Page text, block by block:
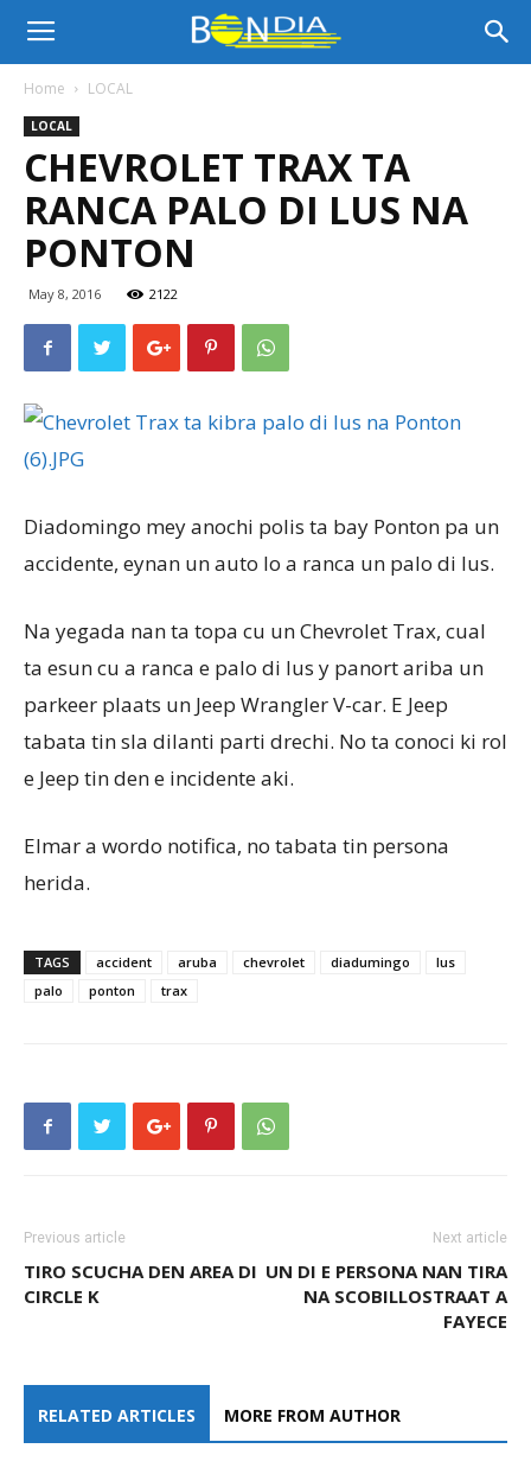
Bon
Dia
Aruba
Noticia
Home LOCAL
LOCAL
CHEVROLET TRAX TA
RANCA PALO DI LUS NA
PONTON
May 8, 2016 2122
Diadomingo mey anochi polis ta bay Ponton pa un
accidente, eynan un auto lo a ranca un palo di lus.
Na yegada nan ta topa cu un Chevrolet Trax, cual
ta esun cu a ranca e palo di lus y panort ariba un
parkeer plaats un Jeep Wrangler V-car. E Jeep
tabata tin sla dilanti parti drechi. No ta conoci ki rol
e Jeep tin den e incidente aki.
Elmar a wordo notifica, no tabata tin persona
herida.
TAGS accident aruba chevrolet diadumingo
lus
palo
ponton trax
Previous article
TIRO SCUCHA DEN AREA DI
CIRCLE K
Next article
UN DI E PERSONA NAN TIRA
NA SCOBILLOSTRAAT A
FAYECE
RELATED ARTICLES MORE FROM AUTHOR